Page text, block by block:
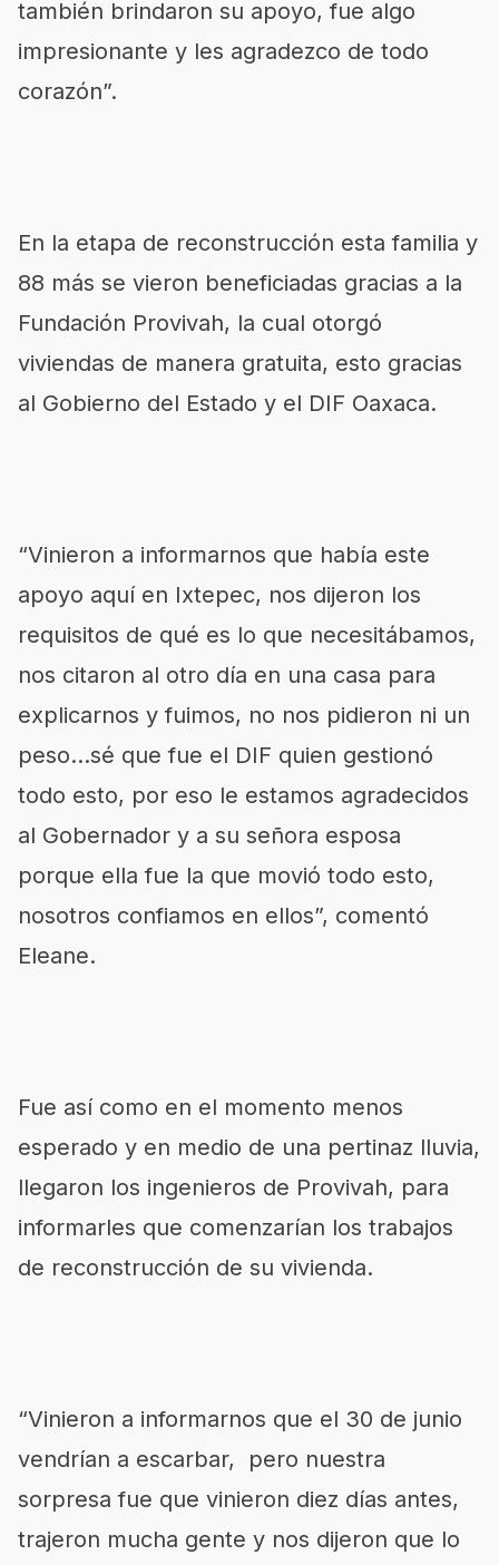
también brindaron su apoyo, fue algo
impresionante y les agradezco de todo
corazón”.
En la etapa de reconstrucción esta familia y
88 más se vieron beneficiadas gracias a la
Fundación Provivah, la cual otorgó
viviendas de manera gratuita, esto gracias
al Gobierno del Estado y el DIF Oaxaca.
“Vinieron a informarnos que había este
apoyo aquí en Ixtepec, nos dijeron los
requisitos de qué es lo que necesitábamos,
nos citaron al otro día en una casa para
explicarnos y fuimos, no nos pidieron ni un
peso…sé que fue el DIF quien gestionó
todo esto, por eso le estamos agradecidos
al Gobernador y a su señora esposa
porque ella fue la que movió todo esto,
nosotros confiamos en ellos”, comentó
Eleane.
Fue así como en el momento menos
esperado y en medio de una pertinaz lluvia,
llegaron los ingenieros de Provivah, para
informarles que comenzarían los trabajos
de reconstrucción de su vivienda.
“Vinieron a informarnos que el 30 de junio
vendrían a escarbar, pero nuestra
sorpresa fue que vinieron diez días antes,
trajeron mucha gente y nos dijeron que lo